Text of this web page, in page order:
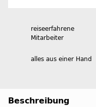
reiseerfahrene
Mitarbeiter
alles aus einer Hand
Beschreibung